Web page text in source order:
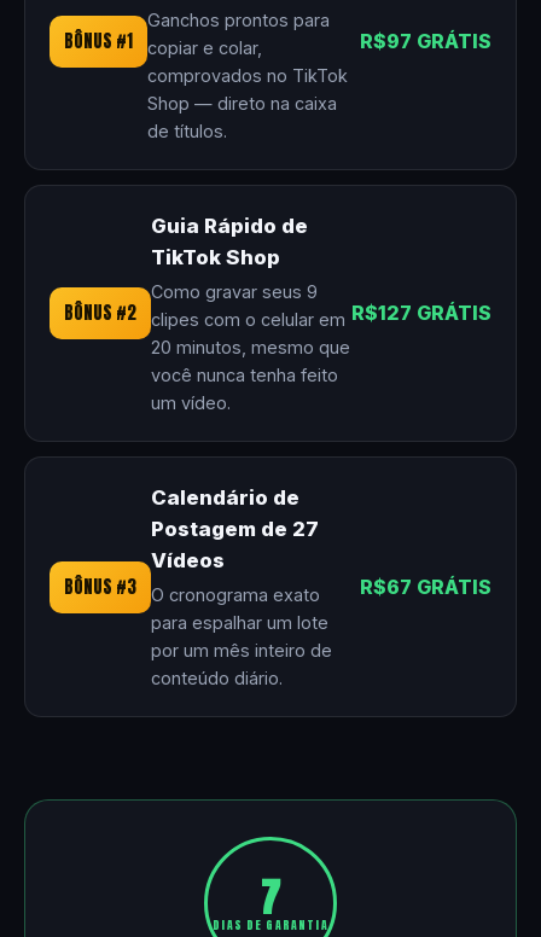
BÔNUS #1
Ganchos prontos para
copiar e colar,
comprovados no TikTok
Shop — direto na caixa
de títulos.
R$97 GRÁTIS
BÔNUS #2
Guia Rápido de
TikTok Shop
Como gravar seus 9
clipes com o celular em
20 minutos, mesmo que
você nunca tenha feito
um vídeo.
R$127 GRÁTIS
BÔNUS #3
Calendário de
Postagem de 27
Vídeos
O cronograma exato
para espalhar um lote
por um mês inteiro de
conteúdo diário.
R$67 GRÁTIS
7
DIAS DE GARANTIA